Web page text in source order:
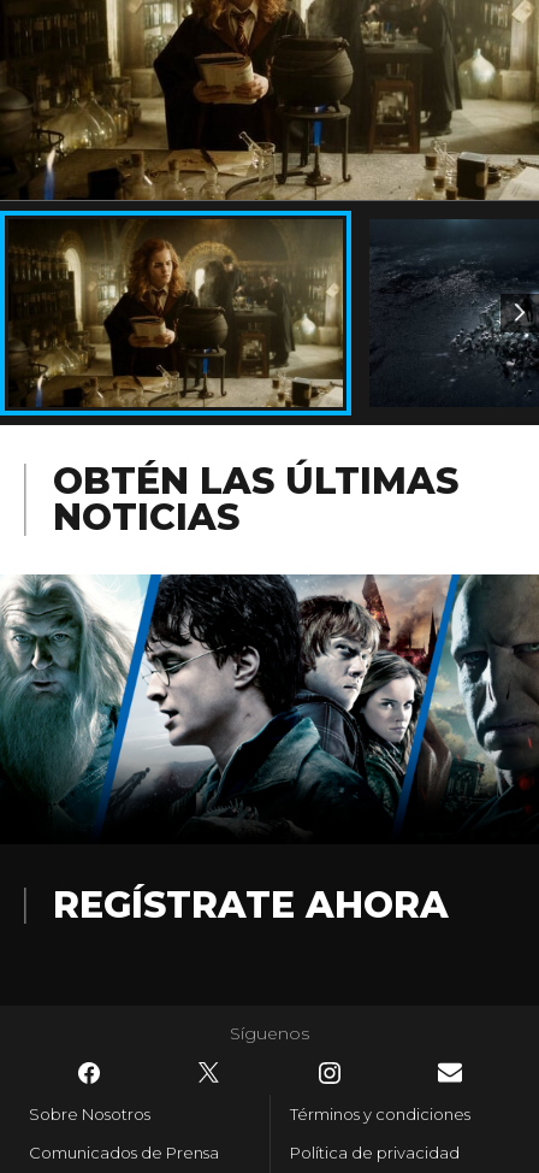
OBTÉN LAS ÚLTIMAS
NOTICIAS
REGÍSTRATE AHORA
Síguenos
Sobre Nosotros
Comunicados de Prensa
Términos y condiciones
Política de privacidad